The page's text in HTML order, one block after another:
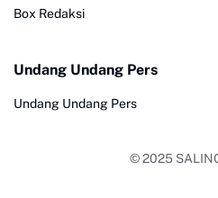
Box Redaksi
Undang Undang Pers
Undang Undang Pers
© 2025